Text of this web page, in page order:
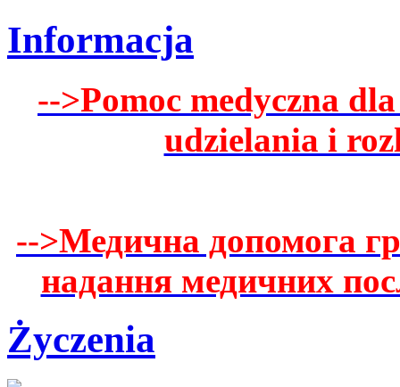
Informacja
-->Pomoc medyczna
udzielania i
-->Медична допомога
надання медичних
Życzenia